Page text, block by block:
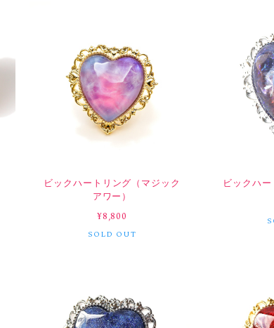
ビックハートリング（マジック
アワー）
¥8,800
SOLD OUT
ビックハー